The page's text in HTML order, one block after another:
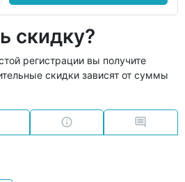
скидку?
регистрации вы получите
скидки зависят от суммы